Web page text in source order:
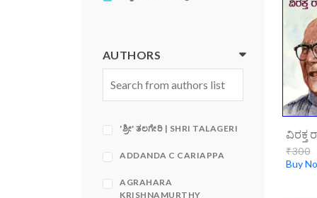
ಇತಿಹಾಸ
ಕಥಾ ಸಂಕಲನ
ಕಾದಂಬರಿ
AUTHORS
'ಶ್ರೀ' ತಲಗೇರಿ | SHRI TALAGERI
ADDANDA C CARIAPPA
AGRAHARA
KRISHNAMURTHY
₹300
Buy